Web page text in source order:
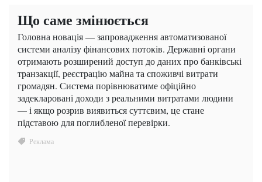
Що саме змінюється
Головна новація — запровадження автоматизованої
системи аналізу фінансових потоків. Державні органи
отримають розширений доступ до даних про банківські
транзакції, реєстрацію майна та споживчі витрати
громадян. Система порівнюватиме офіційно
задекларовані доходи з реальними витратами людини
— і якщо розрив виявиться суттєвим, це стане
підставою для поглибленої перевірки.